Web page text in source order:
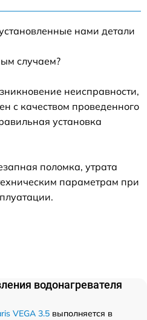
нами детали
случаем?
неисправности,
с качеством проведенного
установка
поломка, утрата
параметрам при
водонагревателя
VEGA 3.5 выполняется в